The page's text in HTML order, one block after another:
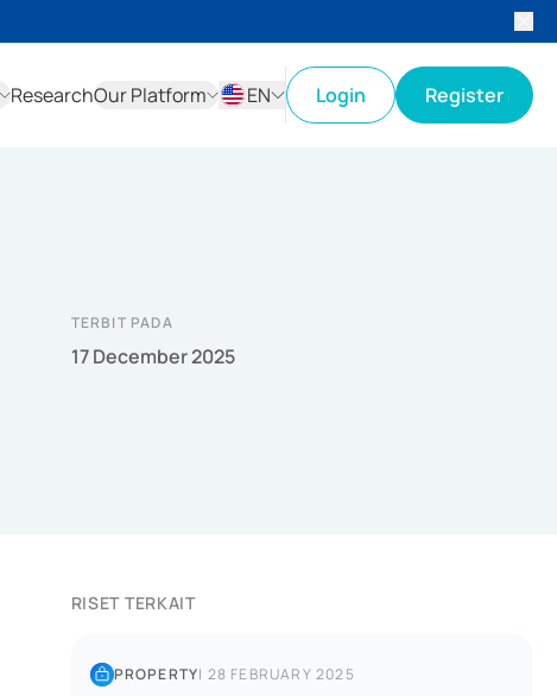
ResearchOur Platform
EN
Login Register
TERBIT PADA
17 December 2025
RISET TERKAIT
PROPERTY| 28 FEBRUARY 2025